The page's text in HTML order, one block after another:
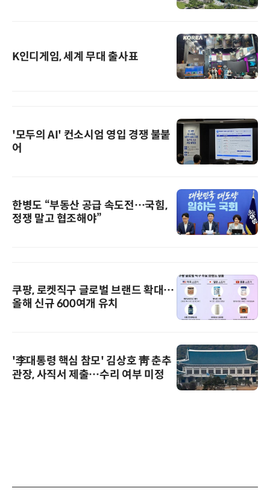
K인디게임, 세계 무대 출사표
'모두의 AI' 컨소시엄 영입 경쟁 불붙
어
한병도 “부동산 공급 속도전…국힘,
정쟁 말고 협조해야”
쿠팡, 로켓직구 글로벌 브랜드 확대…
올해 신규 600여개 유치
'李대통령 핵심 참모' 김상호 靑 춘추
관장, 사직서 제출…수리 여부 미정